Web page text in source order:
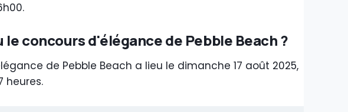
le concours d'élégance de Pebble Beach ?
de Pebble Beach a lieu le dimanche 17 août 2025,
heures.